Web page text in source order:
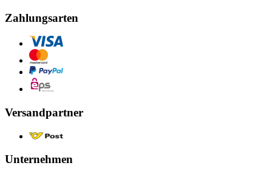
Zahlungsarten
Versandpartner
Unternehmen